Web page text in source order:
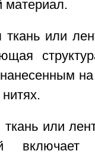
материал.
или
или
включает